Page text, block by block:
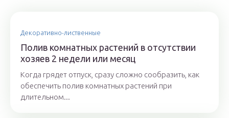
Декоративно-лиственные
Полив комнатных растений в отсутствии
хозяев 2 недели или месяц
Когда грядет отпуск, сразу сложно сообразить, как
обеспечить полив комнатных растений при
длительном...